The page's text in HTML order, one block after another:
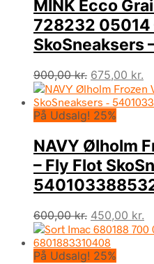
MINK Ecco
728232 05014
SkoSneaksers
900,00kr. Den
oprindelige
pris
var:
675,00 kr.
På Udsalg! 25%
NAVY Ølholm
– Fly Flot
600,00kr. Den
oprindelige
pris
var:
450,00 kr.
På Udsalg! 25%